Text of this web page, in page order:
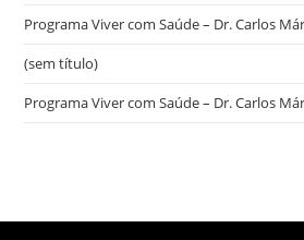
Programa Viver com Saúde – Dr. Carlos
(sem título)
Programa Viver com Saúde – Dr. Carlos